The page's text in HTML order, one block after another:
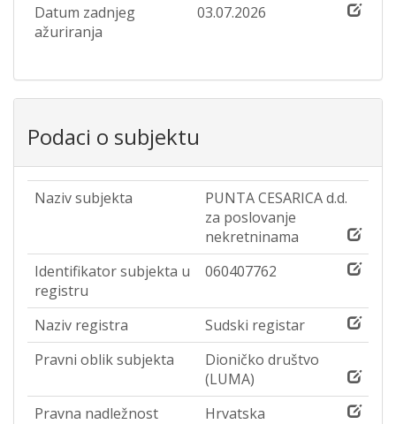
Datum zadnjeg
ažuriranja
03.07.2026
Podaci o subjektu
Naziv subjekta
PUNTA CESARICA d.d.
za poslovanje
nekretninama
Identifikator subjekta u
registru
060407762
Naziv registra
Sudski registar
Pravni oblik subjekta
Dioničko društvo
(LUMA)
Pravna nadležnost
Hrvatska